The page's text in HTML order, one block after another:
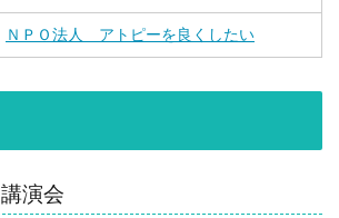
ＮＰＯ法人 アトピーを良くしたい
演会